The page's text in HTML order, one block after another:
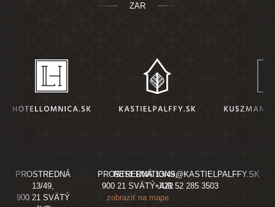
ZAR
PROSTREDNÁ
13/49,
900 21 SVÄTÝ
RESERVATIONS@KASTIELPALFFY.SK
+421 52 285 3503
PROSTREDNÁ 13/49,
900 21 SVÄTÝ JUR
zobraziť na mape